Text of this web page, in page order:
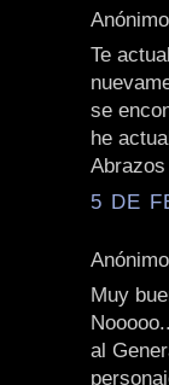
Te
se
he
Abrazos
5 DE
Muy
al